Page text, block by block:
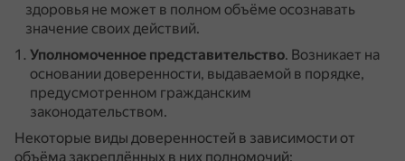
здоровья не может в полном объёме осознавать
значение своих действий.
Уполномоченное представительство. Возникает на
основании доверенности, выдаваемой в порядке,
предусмотренном гражданским
законодательством.
Некоторые виды доверенностей в зависимости от
объёма закреплённых в них полномочий: